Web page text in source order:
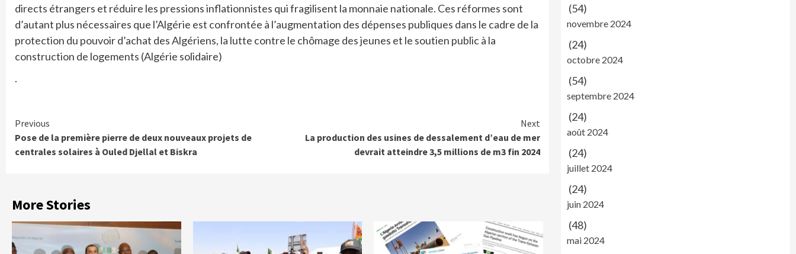
directs étrangers et réduire les pressions inflationnistes qui fragilisent la monnaie nationale. Ces réformes sont
d’autant plus nécessaires que l’Algérie est confrontée à l’augmentation des dépenses publiques dans le cadre de la
protection du pouvoir d’achat des Algériens, la lutte contre le chômage des jeunes et le soutien public à la
construction de logements (Algérie solidaire)
.
Continue
Reading
Previous
Pose de la première pierre de deux nouveaux projets de
centrales solaires à Ouled Djellal et Biskra
Next
La production des usines de dessalement d’eau de mer
devrait atteindre 3,5 millions de m3 fin 2024
More Stories
(54)
novembre 2024
(24)
octobre 2024
(54)
septembre 2024
(24)
août 2024
(24)
juillet 2024
(24)
juin 2024
(48)
mai 2024